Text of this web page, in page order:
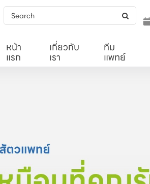
หน้า
แรก
เกี่ยวกับ
เรา
ทีม
แพทย์